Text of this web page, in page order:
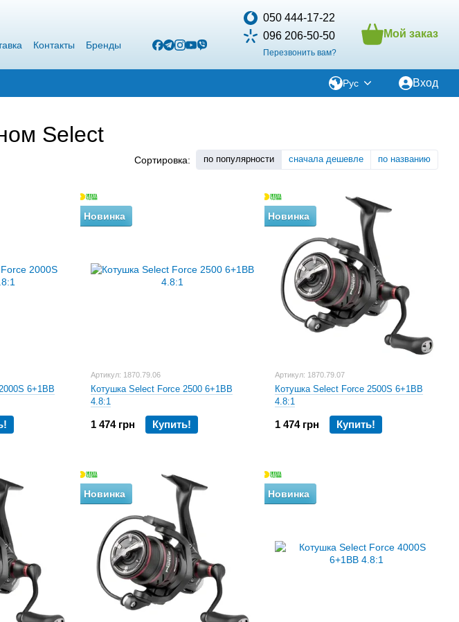
Контакты
Бренды
050 444-17-22
096 206-50-50
Перезвонить вам?
Мой заказ
Рус Вход
Select
Сортировка: по популярности сначала дешевле по названию
6+1BB
Новинка
Артикул: 1870.79.06
Котушка Select Force 2500 6+1BB
4.8:1
1 474 грн Купить!
Новинка
Артикул: 1870.79.07
Котушка Select Force 2500S 6+1BB
4.8:1
1 474 грн Купить!
Новинка Новинка